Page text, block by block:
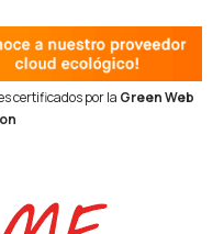
certificados por la Green Web